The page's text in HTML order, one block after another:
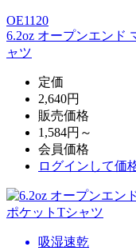
OE1120
6.2oz オープンエンド
ャツ
定価
2,640円
販売価格
1,584円～
会員価格
ログイン して価
吸湿速乾